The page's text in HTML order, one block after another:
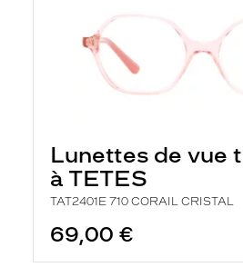
Lunettes de vue
à TETES
TAT2401E 710 CORAIL CRISTAL
69,00 €